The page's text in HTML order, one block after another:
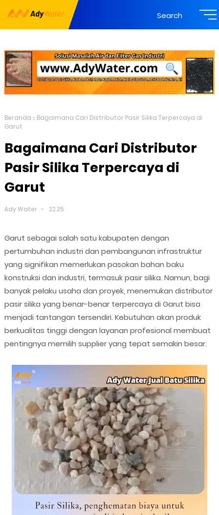
Search
Beranda
Bagaimana Cari Distributor Pasir Silika Terpercaya di
Garut
Bagaimana Cari Distributor
Pasir Silika Terpercaya di
Garut
Ady Water 22.25
Garut sebagai salah satu kabupaten dengan
pertumbuhan industri dan pembangunan infrastruktur
yang signifikan memerlukan pasokan bahan baku
konstruksi dan industri, termasuk pasir silika. Namun, bagi
banyak pelaku usaha dan proyek, menemukan distributor
pasir silika yang benar-benar terpercaya di Garut bisa
menjadi tantangan tersendiri. Kebutuhan akan produk
berkualitas tinggi dengan layanan profesional membuat
pentingnya memilih supplier yang tepat semakin besar.